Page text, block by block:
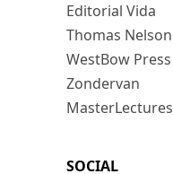
Editorial Vida
Thomas Nelson
WestBow Press
Zondervan
MasterLectures
SOCIAL